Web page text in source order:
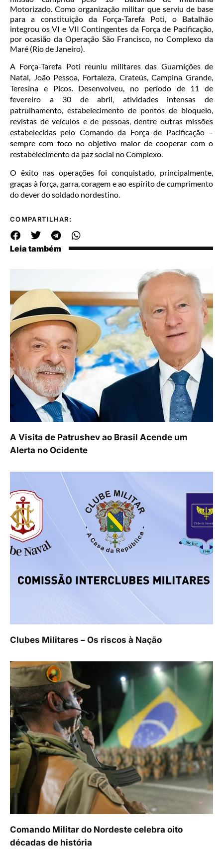
Motorizado. Como organização militar que serviu de base
para a constituição da Força-Tarefa Poti, o Batalhão
integrou os VI e VII Contingentes da Força de Pacificação,
por ocasião da Operação São Francisco, no Complexo da
Maré (Rio de Janeiro).
A Força-Tarefa Poti reuniu militares das Guarnições de
Natal, João Pessoa, Fortaleza, Crateús, Campina Grande,
Teresina e Picos. Desenvolveu, no período de 11 de
fevereiro a 30 de abril, atividades intensas de
patrulhamento, estabelecimento de pontos de bloqueio,
revistas de veículos e de pessoas, dentre outras missões
estabelecidas pelo Comando da Força de Pacificação –
sempre com foco no objetivo maior de cooperar com o
restabelecimento da paz social no Complexo.
O êxito nas operações foi conquistado, principalmente,
graças à força, garra, coragem e ao espírito de cumprimento
do dever do soldado nordestino.
COMPARTILHAR:
Leia também
A Visita de Patrushev ao Brasil Acende um
Alerta no Ocidente
Clubes Militares – Os riscos à Nação
Comando Militar do Nordeste celebra oito
décadas de história